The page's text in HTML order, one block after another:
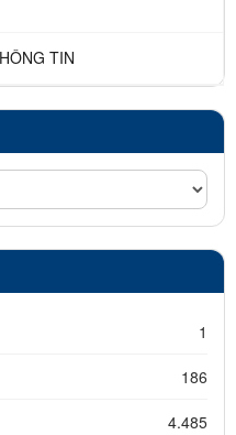
TIN
1
186
4.485